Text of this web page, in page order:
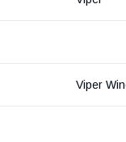
Viper